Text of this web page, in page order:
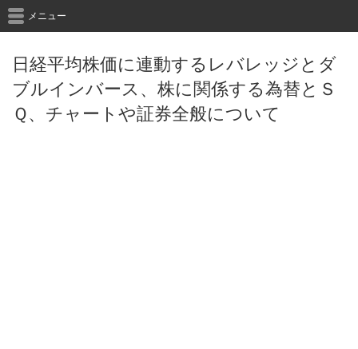
日経平均株価に連動するレバレッジとダ
ブルインバース、株に関係する為替とＳ
Ｑ、チャートや証券全般について
メニュー